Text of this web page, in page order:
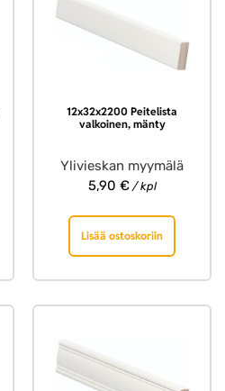
12x32x2200 Peitelista
valkoinen, mänty
Ylivieskan myymälä
5,90 €/ kpl
Lisää ostoskoriin